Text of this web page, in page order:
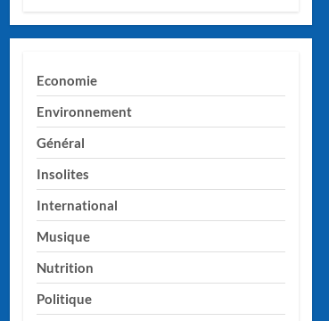
Economie
Environnement
Général
Insolites
International
Musique
Nutrition
Politique